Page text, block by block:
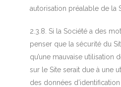
autorisation préalable de la
2.3.8. Si la Société a des
penser que la sécurité du
qu’une mauvaise utilisation
sur le Site serait due à une
des données d’identification